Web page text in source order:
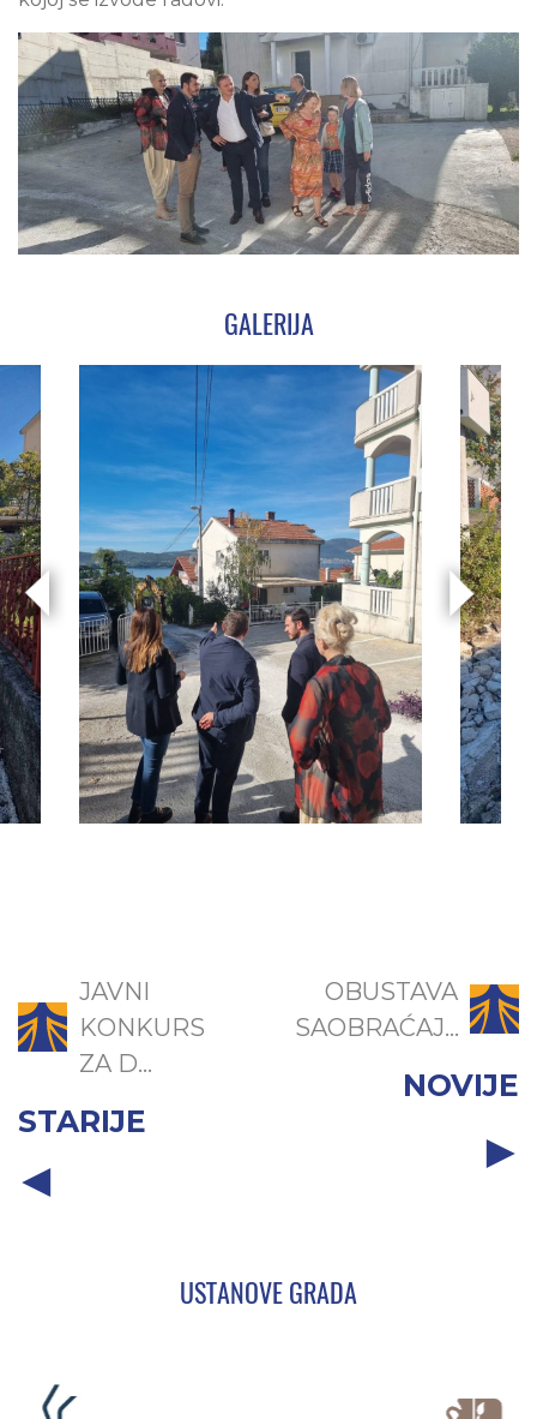
GALERIJA
JAVNI
KONKURS
ZA D...
STARIJE
OBUSTAVA
SAOBRAĆAJ...
NOVIJE
USTANOVE GRADA